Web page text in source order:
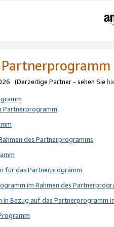
(Derzeitige Partner - sehen Sie
Partnerprogramm
des Partnerprogramms
für das Partnerprogramm
im Rahmen des
Bezug auf das Partnerprogramm